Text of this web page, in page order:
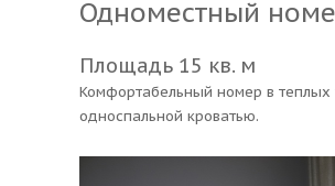
Одноместный
Площадь 15 кв. м
Комфортабельный номер в теплых
односпальной кроватью.